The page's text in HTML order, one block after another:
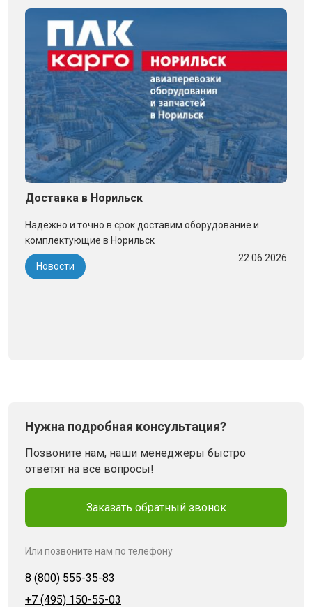
Доставка в Норильск
Надежно и точно в срок доставим оборудование и
комплектующие в Норильск
Новости
22.06.2026
Нужна подробная консультация?
Позвоните нам, наши менеджеры быстро
ответят на все вопросы!
Заказать обратный звонок
Или позвоните нам по телефону
8 (800) 555-35-83
+7 (495) 150-55-03